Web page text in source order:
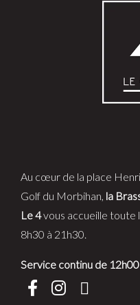
Au cœur de la place
Golf du Morbihan, la
Le 4vous accueille toute
8h30 à 21h30.
Service continu de